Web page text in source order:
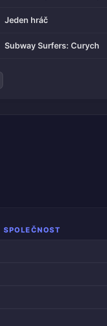
Jeden hráč
Subway Surfers: Curych
SPOLEČNOST